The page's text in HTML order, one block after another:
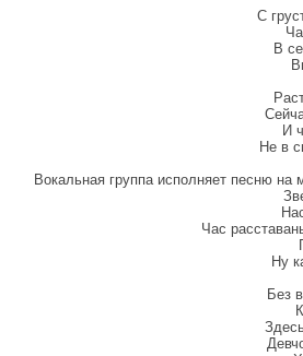
С
В
И
Не в
Вокальная группа исполняет песню на
Час
Ну
Без